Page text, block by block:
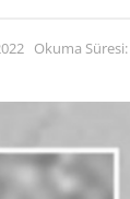
Okuma